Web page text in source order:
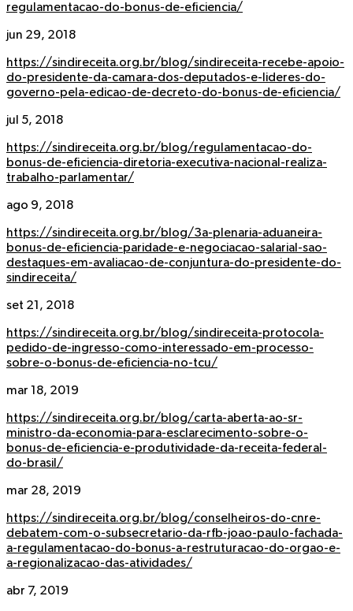
regulamentacao-do-bonus-de-eficiencia/
jun 29, 2018
https://sindireceita.org.br/blog/sindireceita-recebe-apoio-
do-presidente-da-camara-dos-deputados-e-lideres-do-
governo-pela-edicao-de-decreto-do-bonus-de-eficiencia/
jul 5, 2018
https://sindireceita.org.br/blog/regulamentacao-do-
bonus-de-eficiencia-diretoria-executiva-nacional-realiza-
trabalho-parlamentar/
ago 9, 2018
https://sindireceita.org.br/blog/3a-plenaria-aduaneira-
bonus-de-eficiencia-paridade-e-negociacao-salarial-sao-
destaques-em-avaliacao-de-conjuntura-do-presidente-do-
sindireceita/
set 21, 2018
https://sindireceita.org.br/blog/sindireceita-protocola-
pedido-de-ingresso-como-interessado-em-processo-
sobre-o-bonus-de-eficiencia-no-tcu/
mar 18, 2019
https://sindireceita.org.br/blog/carta-aberta-ao-sr-
ministro-da-economia-para-esclarecimento-sobre-o-
bonus-de-eficiencia-e-produtividade-da-receita-federal-
do-brasil/
mar 28, 2019
https://sindireceita.org.br/blog/conselheiros-do-cnre-
debatem-com-o-subsecretario-da-rfb-joao-paulo-fachada-
a-regulamentacao-do-bonus-a-restruturacao-do-orgao-e-
a-regionalizacao-das-atividades/
abr 7, 2019